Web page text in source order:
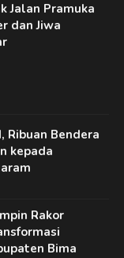
Jalan Pramuka
dan Jiwa
Ribuan Bendera
kepada
Rakor
Bima